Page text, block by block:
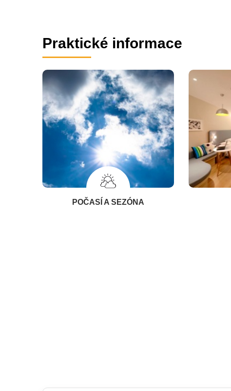
Praktické informace
POČASÍ A SEZÓNA